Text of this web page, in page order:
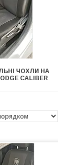
ЧОХЛИ НА
CALIBER